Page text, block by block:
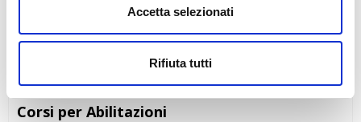
Accetta selezionati
Rifiuta tutti
PES/PAV/PEI: SICUREZZA NEI VEICOLI IBRIDI
ED ELETTRICI
Corsi per Abilitazioni